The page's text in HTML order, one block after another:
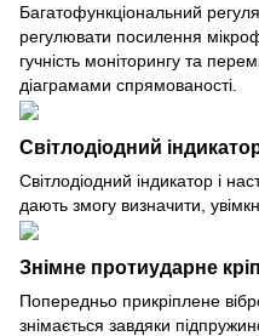
Багатофункціональний
регулювати посилення
гучність моніторингу та
діаграмами спрямованості.
Світлодіодний
Світлодіодний індикатор і
дають змогу визначити,
Знімне протиударне
Попередньо прикріплене
знімається завдяки